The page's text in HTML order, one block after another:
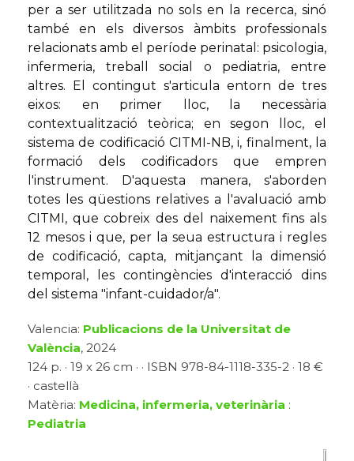
per a ser utilitzada no sols en la recerca, sinó
també en els diversos àmbits professionals
relacionats amb el període perinatal: psicologia,
infermeria, treball social o pediatria, entre
altres. El contingut s'articula entorn de tres
eixos: en primer lloc, la necessària
contextualització teòrica; en segon lloc, el
sistema de codificació CITMI-NB, i, finalment, la
formació dels codificadors que empren
l'instrument. D'aquesta manera, s'aborden
totes les qüestions relatives a l'avaluació amb
CITMI, que cobreix des del naixement fins als
12 mesos i que, per la seua estructura i regles
de codificació, capta, mitjançant la dimensió
temporal, les contingències d'interacció dins
del sistema "infant-cuidador/a".
Valencia: Publicacions de la Universitat de
València, 2024
124 p. · 19 x 26 cm · · ISBN 978-84-1118-335-2 · 18 €
· castellà
Matèria: Medicina, infermeria, veterinària :
Pediatria